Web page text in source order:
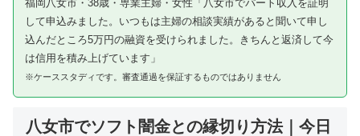
福岡八女市・38歳・専業主婦・女性「八女市でパート収入を証明
して申込みました。いつもは主婦の相談実績があると聞いて申し
込んだところ5万円の融資を受けられました。きちんと返済して今
は信用を積み上げています」
※ケーススタディです。審査通過を保証するものではありません
八女市でソフト闇金との縁切り方法｜今日